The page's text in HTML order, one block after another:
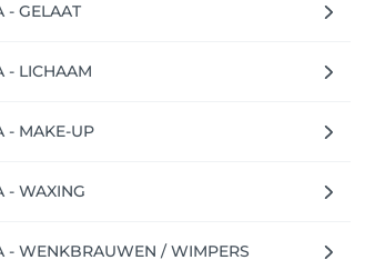
- GELAAT
- LICHAAM
- MAKE-UP
- WAXING
- WENKBRAUWEN / WIMPERS